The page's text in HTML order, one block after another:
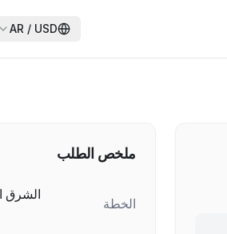
AR / USD
ملخص الطلب
الخطة